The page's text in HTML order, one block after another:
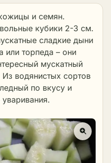
и семян.
кубики 2-3 см.
сладкие дыни
или торпеда – они
мускатный
Из водянистых сортов
по вкусу и